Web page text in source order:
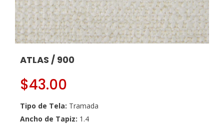
ATLAS / 900
$43.00
Tipo de Tela: Tramada
Ancho de Tapiz: 1.4